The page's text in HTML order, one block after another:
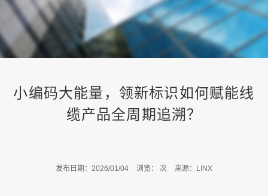
小编码大能量，领新标识如何赋能线
缆产品全周期追溯？
发布日期：2026/01/04 浏览： 次 来源：LINX